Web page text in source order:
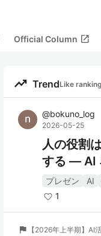
Official Column open_in_new
trending_up TrendLike
@bokuno_log
2026-05-25
人の役割
する — AI
プレゼン AI
1
flag 【2026年上半期】AI